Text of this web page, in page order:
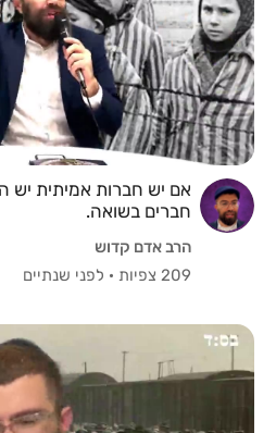
אם יש חברות אמיתית יש
חברים בשואה.
הרב אדם קדוש
209 צפיות
· לפני שנתיים